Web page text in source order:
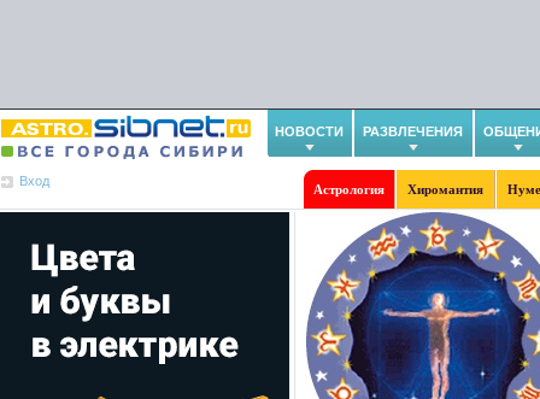
НОВОСТИ РАЗВЛЕЧЕНИЯ
Вход
Астрология Хиромантия